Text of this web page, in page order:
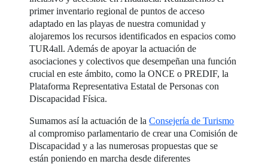
primer inventario regional de puntos de acceso
adaptado en las playas de nuestra comunidad y
alojaremos los recursos identificados en espacios como
TUR4all. Además de apoyar la actuación de
asociaciones y colectivos que desempeñan una función
crucial en este ámbito, como la ONCE o PREDIF, la
Plataforma Representativa Estatal de Personas con
Discapacidad Física.
Sumamos así la actuación de laConsejería de Turismo
al compromiso parlamentario de crear una Comisión de
Discapacidad y a las numerosas propuestas que se
están poniendo en marcha desde diferentes